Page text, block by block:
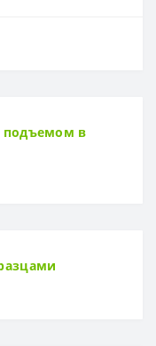
подъемом в